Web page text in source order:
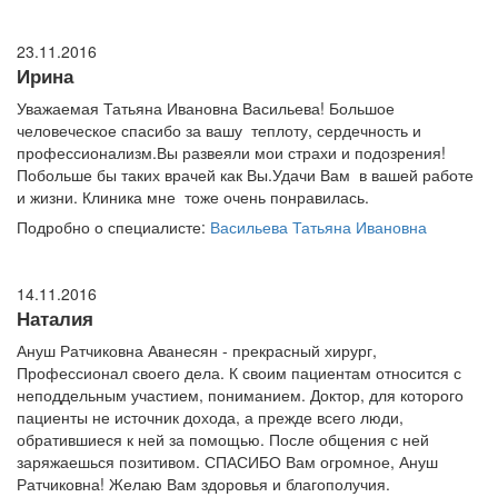
23.11.2016
Ирина
Уважаемая Татьяна Ивановна Васильева! Большое
человеческое спасибо за вашу теплоту, сердечность и
профессионализм.Вы развеяли мои страхи и подозрения!
Побольше бы таких врачей как Вы.Удачи Вам в вашей работе
и жизни. Клиника мне тоже очень понравилась.
Подробно о специалисте: Васильева Татьяна Ивановна
14.11.2016
Наталия
Ануш Ратчиковна Аванесян - прекрасный хирург,
Профессионал своего дела. К своим пациентам относится с
неподдельным участием, пониманием. Доктор, для которого
пациенты не источник дохода, а прежде всего люди,
обратившиеся к ней за помощью. После общения с ней
заряжаешься позитивом. СПАСИБО Вам огромное, Ануш
Ратчиковна! Желаю Вам здоровья и благополучия.